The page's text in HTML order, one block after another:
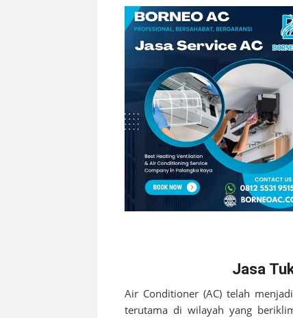
Jasa
Air Conditioner (AC) telah
terutama di wilayah yang